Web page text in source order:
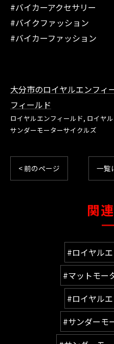
#バイカーアクセサリー
#バイクファッション
#バイカーファッション
大分市のロイヤルエンフィ
フィールド
ロイヤルエンフィールド ロイヤ
サンダーモーターサイクルズ
< 前のページ 一覧
関
#ロイヤル
#マットモー
#ロイヤル
#サンダーモ